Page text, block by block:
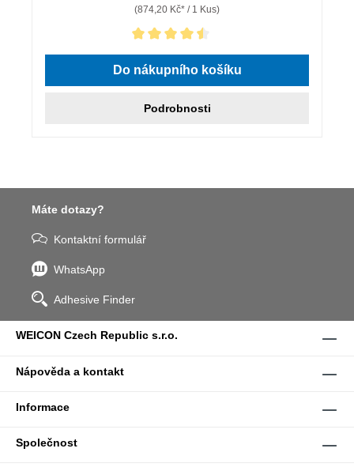
(874,20 Kč* / 1 Kus)
Průměrné hodnocení 4.5 z 5 hvězd
Do nákupního košíku
Podrobnosti
Máte dotazy?
Kontaktní formulář
WhatsApp
Adhesive Finder
WEICON Czech Republic s.r.o.
Nápověda a kontakt
Informace
Společnost